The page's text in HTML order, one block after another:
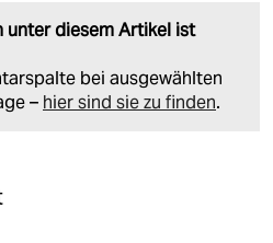
unter diesem Artikel ist
bei ausgewählten
– hier sind sie zu finden.